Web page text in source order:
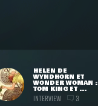
HELEN DE
WYNDHORN ET
WONDER WOMAN :
TOM KING ET ...
INTERVIEW 3